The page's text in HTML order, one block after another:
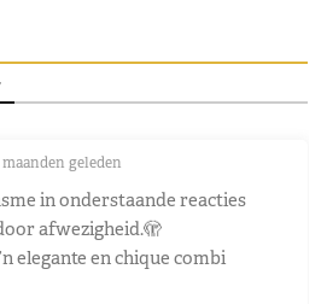
maanden geleden
in onderstaande reacties
afwezigheid.🫣
elegante en chique combi